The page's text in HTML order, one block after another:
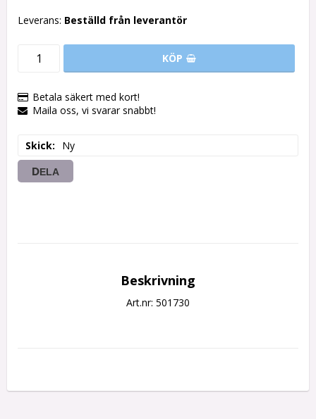
Leverans: Beställd från leverantör
KÖP
Betala säkert med kort!
Maila oss, vi svarar snabbt!
Skick Ny
DELA
Beskrivning
Art.nr: 501730